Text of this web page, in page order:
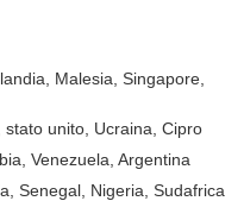
Malesia, Singapore,
unito, Ucraina, Cipro
Venezuela, Argentina
Senegal, Nigeria, Sudafrica